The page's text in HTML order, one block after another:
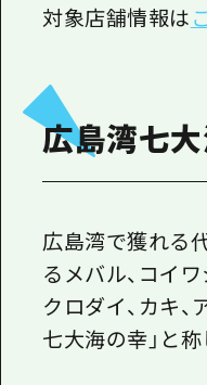
対象店舗情報は
広島湾七
広島湾で獲れる
るメバル、コイワ
クロダイ、カキ
七大海の幸」と称